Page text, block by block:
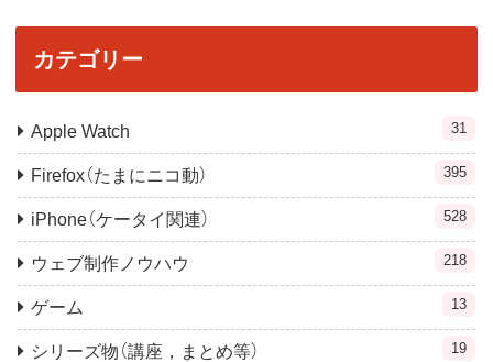
カテゴリー
Apple Watch 31
Firefox（たまにニコ動） 395
iPhone（ケータイ関連） 528
ウェブ制作ノウハウ 218
ゲーム 13
シリーズ物（講座，まとめ等） 19